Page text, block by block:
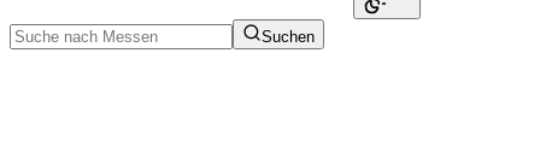
Suchen